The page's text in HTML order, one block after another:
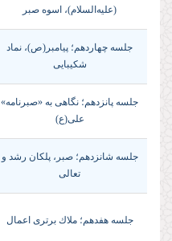
(علیه‌السلام)، اسوه صبر
جلسه چهاردهم؛ پیامبر(ص)، نماد
شكیبایی
جلسه پانزدهم؛ نگاهی به «صبرنامه»
علی(ع)
جلسه شانزدهم؛ صبر، پلكان رشد و
تعالی
جلسه هفدهم؛ ملاك برتری اعمال